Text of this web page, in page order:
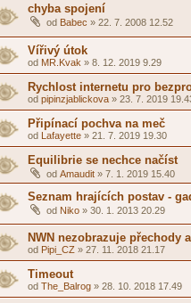
chyba spojení
od Babec » 22. 7. 2008 12.52
Vířivý útok
od MR.Kvak » 8. 12. 2019 9.29
Rychlost internetu pro
od pipinzjablickova » 23. 7. 2019
Připínací pochva na meč
od Lafayette » 21. 7. 2019 19.30
Equilibrie se nechce načíst
od Amaudit » 7. 1. 2019 15.40
Seznam hrajících postav -
od Niko » 30. 1. 2013 20.29
NWN nezobrazuje přechody
od Pipi_CZ » 27. 11. 2018 21.17
Timeout
od The_Balrog » 28. 10. 2018 17.49